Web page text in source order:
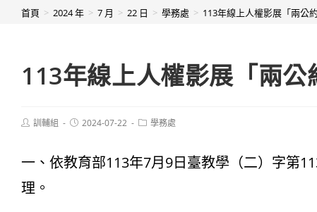
首頁 > 2024 年 > 7 月 > 22 日 > 學務處 > 113年線上人權影展「兩公
113年線上人權影展「兩公
Post訓輔組
Post2024-07-22
Post學務處
一、依教育部113年7月9日臺教學（二）字第
理。